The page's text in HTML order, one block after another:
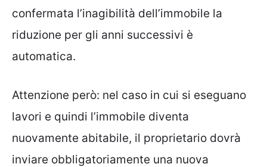
confermata l’inagibilità dell’immobile la
riduzione per gli anni successivi è
automatica.
Attenzione però: nel caso in cui si eseguano
lavori e quindi l’immobile diventa
nuovamente abitabile, il proprietario dovrà
inviare obbligatoriamente una nuova